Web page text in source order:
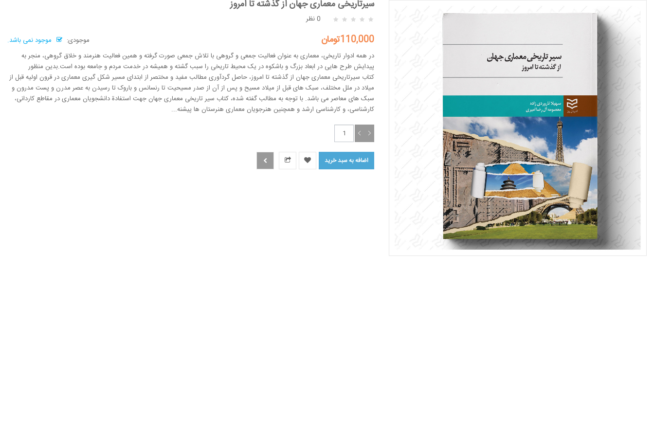
سیرتاریخی معماری جهان از گذشته تا امروز
0 نظر
110,000تومان موجودی:
موجود نمی باشد.
در همه ادوار تاریخی، معماری به عنوان فعالیت جمعی و گروهی با تلاش جمعی صورت گرفته و همین فعالیت هنرمند و خلاق گروهی، منجر به
پیدایش طرح هایی در ابعاد بزرگ و باشکوه در یک محیط تاریخی را سبب گشته و همیشه در خدمت مردم و جامعه بوده است.بدین منظور
کتاب سیرتاریخی معماری جهان از گذشته تا امروز، حاصل گردآوری مطالب مفید و مختصر از ابتدای مسیر شکل گیری معماری در قرون اولیه قبل از
میلاد در ملل مختلف، سبک های قبل از میلاد مسیح و پس از آن از صدر مسیحیت تا رنسانس و باروک تا رسیدن به عصر مدرن و پست مدرون و
سبک های معاصر می باشد. با توجه به مطالب گفته شده، کتاب سیر تاریخی معماری جهان جهت استفادة دانشجویان معماری در مقاطع کاردانی،
کارشناسی، و کارشناسی ارشد و همچنین هنرجویان معماری هنرستان ها پیشنه...